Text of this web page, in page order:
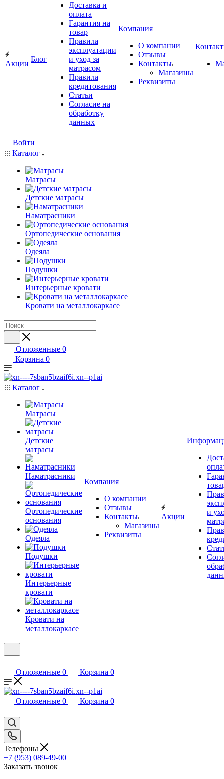
Акции
Блог
Доставка и
оплата
Гарантия на
товар
Правила
эксплуатации
и уход за
матрасом
Правила
кредитования
Статьи
Согласие на
обработку
данных
Компания
О компании
Отзывы
Контакты
Магазины
Реквизиты
Войти
Каталог
Матрасы
Детские матрасы
Наматрасники
Ортопедические основания
Одеяла
Подушки
Интерьерные кровати
Кровати на металлокаркасе
Отложенные 0
Корзина 0
Каталог
Матрасы
Детские
матрасы
Наматрасники
Ортопедические
основания
Одеяла
Подушки
Интерьерные
кровати
Кровати на
металлокаркасе
Компания
О компании
Отзывы
Контакты
Магазины
Реквизиты
Акции
и
Отложенные 0 Корзина 0
Отложенные 0 Корзина 0
Телефоны
+7 (953) 089-49-00
Заказать звонок